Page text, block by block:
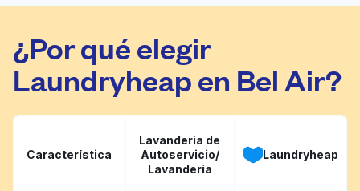
¿Por qué elegir
Laundryheap en Bel Air?
Característica
Lavandería de
Autoservicio/
Lavandería
Laundryheap